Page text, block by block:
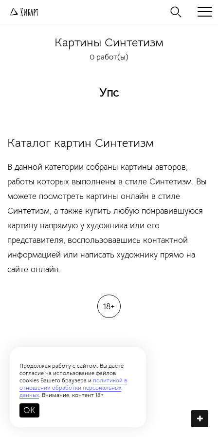
Картины Синтетизм
0 работ(ы)
Упс
Каталог картин Синтетизм
В данной категории собраны картины авторов,
работы которых выполнены в стиле Синтетизм. Вы
можете посмотреть картины онлайн в стиле
Синтетизм, а также купить любую понравившуюся
картину напрямую у художника или его
представителя, воспользовавшись контактной
информацией или написать художнику прямо на
сайте онлайн.
18+
Продолжая работу с сайтом, Вы даёте
согласие на использование файлов
cookies Вашего браузера и политикой в
отношении обработки персональных
данных. Внимание, контент 18+
OK